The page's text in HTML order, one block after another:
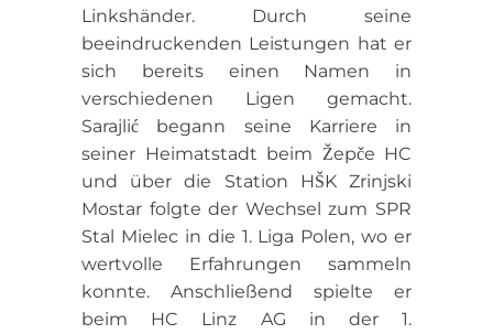
Linkshänder. Durch seine
beeindruckenden Leistungen hat er
sich bereits einen Namen in
verschiedenen Ligen gemacht.
Sarajlić begann seine Karriere in
seiner Heimatstadt beim Žepče HC
und über die Station HŠK Zrinjski
Mostar folgte der Wechsel zum SPR
Stal Mielec in die 1. Liga Polen, wo er
wertvolle Erfahrungen sammeln
konnte. Anschließend spielte er
beim HC Linz AG in der 1.